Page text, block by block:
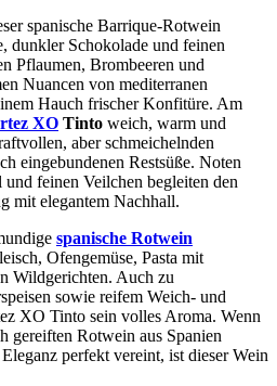
spanische Barrique-Rotwein
dunkler Schokolade und feinen
Pflaumen, Brombeeren und
Nuancen von mediterranen
Hauch frischer Konfitüre. Am
XO Tinto weich, warm und
aber schmeichelnden
eingebundenen Restsüße. Noten
feinen Veilchen begleiten den
mit elegantem Nachhall.
spanische Rotwein
Ofengemüse, Pasta mit
Wildgerichten. Auch zu
sowie reifem Weich- und
XO Tinto sein volles Aroma. Wenn
gereiften Rotwein aus Spanien
perfekt vereint, ist dieser Wein